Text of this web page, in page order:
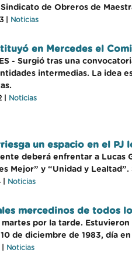
de Obreros de
| Noticias
en Mercedes el
- Surgió tras una
intermedias. La idea
| Noticias
un espacio en el PJ
deberá enfrentar a Lucas
Mejor” y “Unidad y
| Noticias
mercedinos de todos
martes por la tarde.
de diciembre de 1983, día
| Noticias